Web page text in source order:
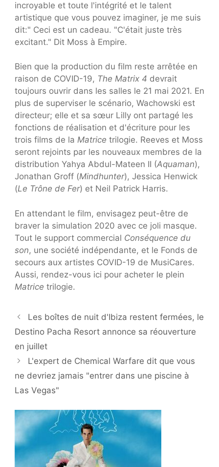
incroyable et toute l'intégrité et le talent
artistique que vous pouvez imaginer, je me suis
dit:" Ceci est un cadeau. "C'était juste très
excitant." Dit Moss à Empire.
Bien que la production du film reste arrêtée en
raison de COVID-19, The Matrix 4 devrait
toujours ouvrir dans les salles le 21 mai 2021. En
plus de superviser le scénario, Wachowski est
directeur; elle et sa sœur Lilly ont partagé les
fonctions de réalisation et d'écriture pour les
trois films de la Matrice trilogie. Reeves et Moss
seront rejoints par les nouveaux membres de la
distribution Yahya Abdul-Mateen II (Aquaman),
Jonathan Groff (Mindhunter), Jessica Henwick
(Le Trône de Fer) et Neil Patrick Harris.
En attendant le film, envisagez peut-être de
braver la simulation 2020 avec ce joli masque.
Tout le support commercial Conséquence du
son, une société indépendante, et le Fonds de
secours aux artistes COVID-19 de MusiCares.
Aussi, rendez-vous ici pour acheter le plein
Matrice trilogie.
Les boîtes de nuit d'Ibiza restent fermées, le
Destino Pacha Resort annonce sa réouverture
en juillet
L'expert de Chemical Warfare dit que vous
ne devriez jamais "entrer dans une piscine à
Las Vegas"